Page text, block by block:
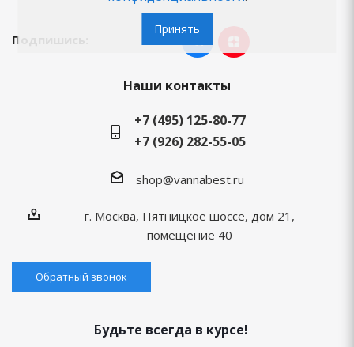
Подпишись:
Наши контакты
+7 (495) 125-80-77
+7 (926) 282-55-05
shop@vannabest.ru
г. Москва, Пятницкое шоссе, дом 21,
помещение 40
Обратный звонок
Будьте всегда в курсе!
Принять